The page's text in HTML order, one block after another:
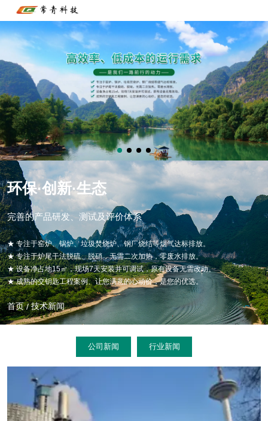
环保·创新·生态
完善的产品研发、测试及评价体系
★ 专注于窑炉、锅炉、垃圾焚烧炉、钢厂烧结等烟气达标排放。
★ 专注于炉尾干法脱硫、脱硝，无需二次加热，零废水排放。
★ 设备净占地15㎡，现场7天安装并可调试，原有设备无需改动。
★ 成熟的交钥匙工程案例、让您满意的心动价，是您的优选。
PNCR DENITRATION
PNCR脱硝
首页/技术新闻
公司新闻 行业新闻